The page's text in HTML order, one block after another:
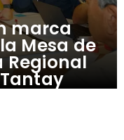
marca
Mesa de
Regional